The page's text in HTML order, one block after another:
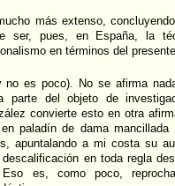
más extenso,
ser, pues, en España, la
en términos del
no es poco). No se afirma
parte del objeto de
convierte esto en otra
paladín de dama
apuntalando a mi costa su
en toda regla
Eso es, como poco,